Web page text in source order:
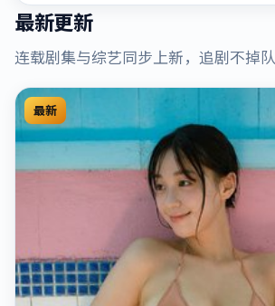
最新更新
连载剧集与综艺同步上新，追剧不掉队
最新